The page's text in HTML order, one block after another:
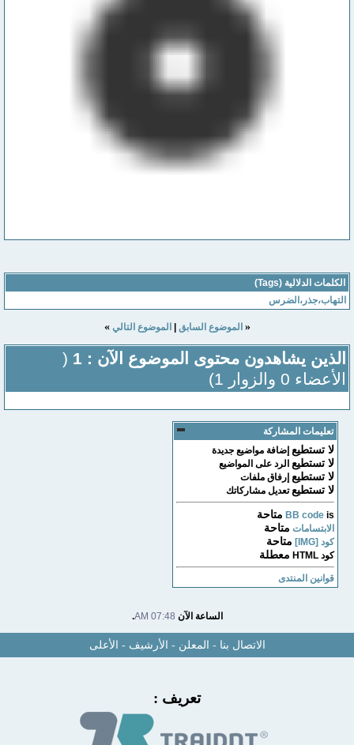
الكلمات الدلالية (Tags)
التهاب،جذر،الضرس
« الموضوع السابق|الموضوع التالي »
الذين يشاهدون محتوى الموضوع الآن : 1
(
الأعضاء 0 والزوار 1)
تعليمات المشاركة
لا تستطيعإضافة مواضيع جديدة
لا تستطيعالرد على المواضيع
لا تستطيعإرفاق ملفات
لا تستطيعتعديل مشاركاتك
BB codeis متاحة
الابتسامات متاحة
كود [IMG] متاحة
كود HTML معطلة
قوانين المنتدى
الساعة الآن07:48 AM
.
الاتصال بنا-المعلن-الأرشيف -الأعلى
تعريف :